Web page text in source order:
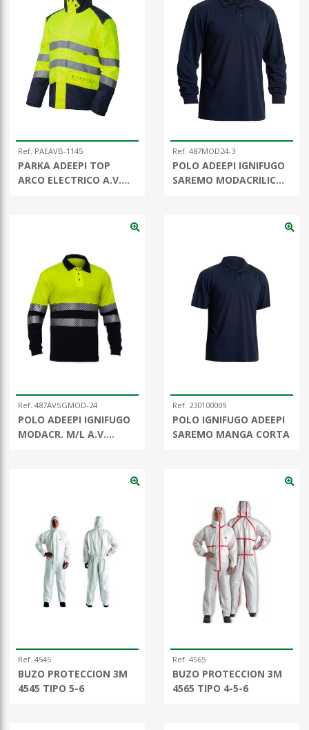
Ref. PAEAVB-1145
PARKA ADEEPI TOP
ARCO ELECTRICO A.V.
Ref. 487MOD24-3
POLO ADEEPI IGNIFUGO
SAREMO MODACRILICO
Ref. 487AVSGMOD-24
POLO ADEEPI IGNIFUGO
MODACR. M/L A.V.
Ref. 230100009
POLO IGNIFUGO ADEEPI
SAREMO MANGA CORTA
Ref. 4545
BUZO PROTECCION 3M
4545 TIPO 5-6
Ref. 4565
BUZO PROTECCION 3M
4565 TIPO 4-5-6